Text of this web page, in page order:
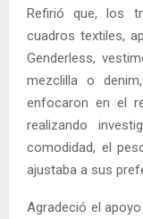
Refirió que, los
cuadros textiles,
Genderless,
mezclilla o
enfocaron en el
realizando
comodidad, el
ajustaba a sus
Agradeció el